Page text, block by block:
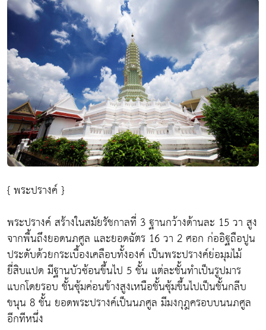
{ พระปรางค์ }
พระปรางค์ สร้างในสมัยรัชกาลที่ 3 ฐานกว้างด้านละ 15 วา สูง
จากพื้นถึงยอดนภศูล และยอดฉัตร 16 วา 2 ศอก ก่ออิฐถือปูน
ประดับด้วยกระเบื้องเคลือบทั้งองค์ เป็นพระปรางค์ย่อมุมไม้
ยี่สิบแปด มีฐานบัวซ้อนขึ้นไป 5 ชั้น แต่ละชั้นทำเป็นรูปมาร
แบกโดยรอบ ชั้นซุ้มค่อนข้างสูงเหนือชั้นซุ้มขึ้นไปเป็นชั้นกลีบ
ขนุน 8 ชั้น ยอดพระปรางค์เป็นนภศูล มีมงกุฎครอบบนนภศูล
อีกทีหนึ่ง